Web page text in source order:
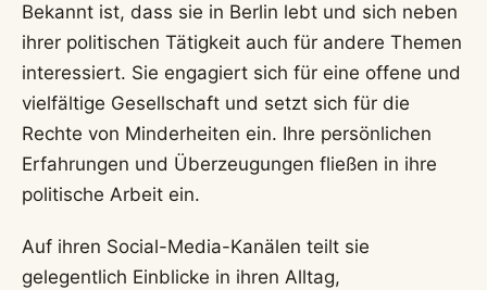
Bekannt ist, dass sie in Berlin lebt und sich neben
ihrer politischen Tätigkeit auch für andere Themen
interessiert. Sie engagiert sich für eine offene und
vielfältige Gesellschaft und setzt sich für die
Rechte von Minderheiten ein. Ihre persönlichen
Erfahrungen und Überzeugungen fließen in ihre
politische Arbeit ein.
Auf ihren Social-Media-Kanälen teilt sie
gelegentlich Einblicke in ihren Alltag,